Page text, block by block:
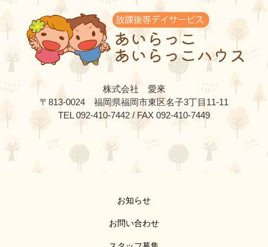
株式会社 愛來
〒813-0024 福岡県福岡市東区名子3丁目11-11
TEL 092-410-7442 / FAX 092-410-7449
お知らせ
お問い合わせ